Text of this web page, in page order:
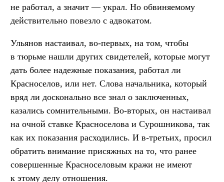
не работал, а значит — украл. Но обвиняемому
действительно повезло с адвокатом.
Ульянов настаивал, во-первых, на том, чтобы
в тюрьме нашли других свидетелей, которые могут
дать более надежные показания, работал ли
Красноселов, или нет. Слова начальника, который
вряд ли досконально все знал о заключенных,
казались сомнительными. Во-вторых, он настаивал
на очной ставке Красноселова и Сурошникова, так
как их показания расходились. И в-третьих, просил
обратить внимание присяжных на то, что ранее
совершенные Красноселовым кражи не имеют
к этому делу отношения.